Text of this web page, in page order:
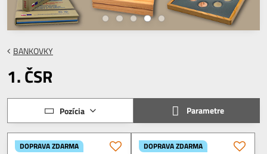
BANKOVKY
1. ČSR
Pozícia Parametre
DOPRAVA ZDARMA DOPRAVA ZDARMA